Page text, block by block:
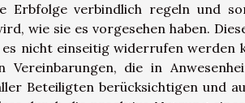
Erbfolge verbindlich regeln und
wie sie es vorgesehen haben.
es nicht einseitig widerrufen werden
Vereinbarungen, die in
Beteiligten berücksichtigen und